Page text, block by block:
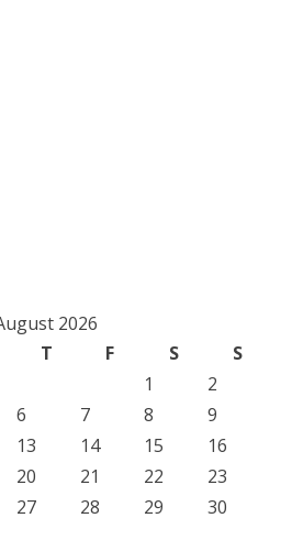
2026
T F S
S
1
2
6 7 8
9
13 14 15
16
20 21 22
23
27 28 29
30